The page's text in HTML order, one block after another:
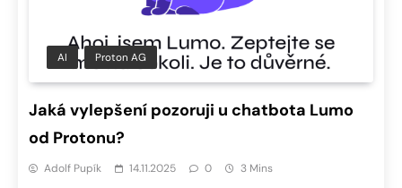
AI Proton AG
Jaká vylepšení pozoruji u chatbota Lumo
od Protonu?
Adolf Pupík 14.11.2025 0 3 Mins